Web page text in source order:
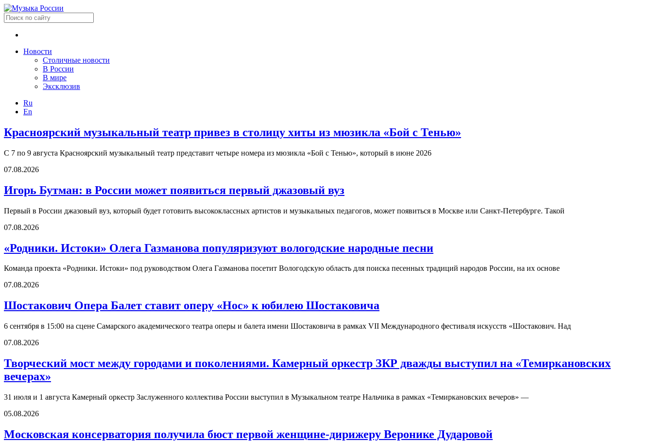
Новости
Столичные новости
В России
В мире
Эксклюзив
Ru
En
Красноярский музыкальный театр привез в столицу хиты из мюзикла «Бой с Тенью»
С 7 по 9 августа Красноярский музыкальный театр представит четыре номера из мюзикла «Бой с Тенью», который в июне 2026
07.08.2026
Игорь Бутман: в России может появиться первый джазовый вуз
Первый в России джазовый вуз, который будет готовить высококлассных артистов и музыкальных педагогов, может появиться в Москве или Санкт-Петербурге. Такой
07.08.2026
«Родники. Истоки» Олега Газманова популяризуют вологодские народные песни
Команда проекта «Родники. Истоки» под руководством Олега Газманова посетит Вологодскую область для поиска песенных традиций народов России, на их основе
07.08.2026
Шостакович Опера Балет ставит оперу «Нос» к юбилею Шостаковича
6 сентября в 15:00 на сцене Самарского академического театра оперы и балета имени Шостаковича в рамках VII Международного фестиваля искусств «Шостакович. Над
07.08.2026
Творческий мост между городами и поколениями. Камерный оркестр ЗКР дважды выступил на «Темиркановских
вечерах»
31 июля и 1 августа Камерный оркестр Заслуженного коллектива России выступил в Музыкальном театре Нальчика в рамках «Темиркановских вечеров» —
05.08.2026
Московская консерватория получила бюст первой женщине-дирижеру Веронике Дударовой